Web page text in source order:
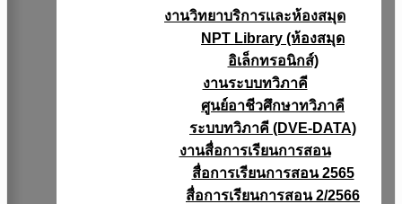
งานวิทยาบริการเเละห้องสมุด
NPT Library (ห้องสมุด
อิเล็กทรอนิกส์)
งานระบบทวิภาคี
ศูนย์อาชีวศึกษาทวิภาคี
ระบบทวิภาคี (DVE-DATA)
งานสื่อการเรียนการสอน
สื่อการเรียนการสอน 2565
สื่อการเรียนการสอน 2/2566